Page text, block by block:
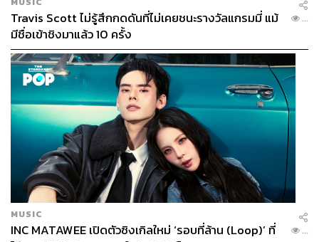
ผ่านแอปพลิเคชันต่างๆ ที่คุณสะดวกหรือใช้งานอยู่แล้วได้เลย
TAGS: ลวรณ แสงสนิท
Negative Income Tax
กระทรวงมหาดไทย
กระทรวงการคลัง
ธนาคารกรุงไทย
บัตรสวัสดิการแห่งรัฐ
คณะรัฐมนตรี
Travis Scott ไม่รู้สึกกดดันที่ไม่เคยชนะรางวัลแกรมมี่ แม้
มีชื่อเข้าชิงมาแล้ว 10 ครั้ง
...
MUSIC
INC MATAWEE เปิดตัวซิงเกิลใหม่ ‘รอบที่ล้าน (Loop)’ ที่
...